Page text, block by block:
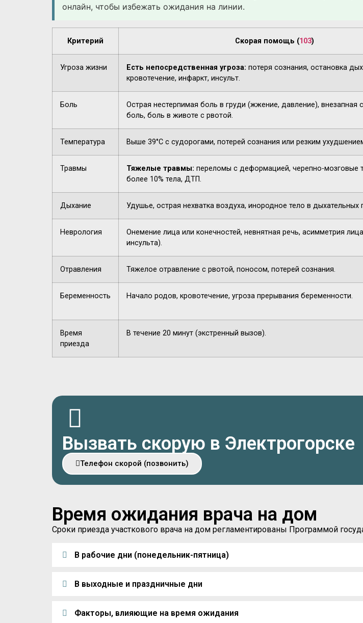
онлайн, чтобы избежать ожидания на линии.
Критерий Скорая помощь (103)
Угроза жизни Есть непосредственная угроза: потеря сознания, остановка
кровотечение, инфаркт, инсульт.
Боль
Острая нестерпимая боль в груди (жжение, давление), внезапная
боль, боль в животе с рвотой.
Температура Выше 39°C с судорогами, потерей сознания или резким
Травмы Тяжелые травмы: переломы с деформацией, черепно-мозговые
более 10% тела, ДТП.
Дыхание Удушье, острая нехватка воздуха, инородное тело в дыхательных
Неврология
Онемение лица или конечностей, невнятная речь, асимметрия
инсульта).
Отравления Тяжелое отравление с рвотой, поносом, потерей сознания.
Беременность Начало родов, кровотечение, угроза прерывания беременности.
Время
приезда
В течение 20 минут (экстренный вызов).
Вызвать скорую в Электрогорске
Телефон скорой (позвонить)
Время ожидания врача на дом
Сроки приезда участкового врача на дом регламентированы Программой
В рабочие дни (понедельник-пятница)
В выходные и праздничные дни
Факторы, влияющие на время ожидания